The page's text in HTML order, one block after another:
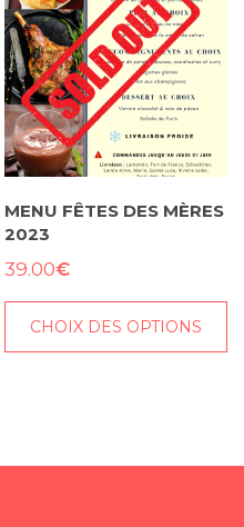
MENU FÊTES DES MÈRES
2023
39.00€
CHOIX DES OPTIONS